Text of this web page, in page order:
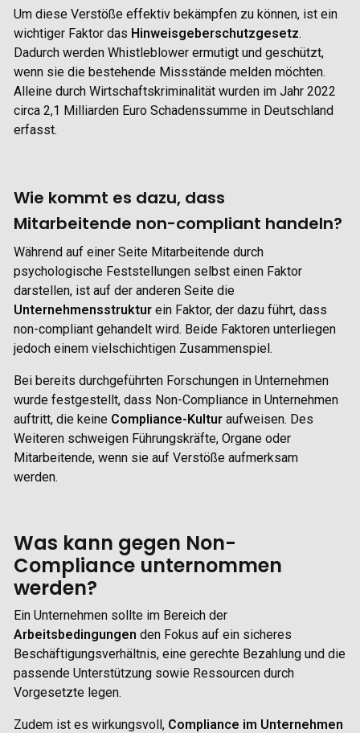
Um diese Verstöße effektiv bekämpfen zu können, ist ein
wichtiger Faktor das Hinweisgeberschutzgesetz.
Dadurch werden Whistleblower ermutigt und geschützt,
wenn sie die bestehende Missstände melden möchten.
Alleine durch Wirtschaftskriminalität wurden im Jahr 2022
circa 2,1 Milliarden Euro Schadenssumme in Deutschland
erfasst.
Wie kommt es dazu, dass
Mitarbeitende non-compliant handeln?
Während auf einer Seite Mitarbeitende durch
psychologische Feststellungen selbst einen Faktor
darstellen, ist auf der anderen Seite die
Unternehmensstruktur ein Faktor, der dazu führt, dass
non-compliant gehandelt wird. Beide Faktoren unterliegen
jedoch einem vielschichtigen Zusammenspiel.
Bei bereits durchgeführten Forschungen in Unternehmen
wurde festgestellt, dass Non-Compliance in Unternehmen
auftritt, die keine Compliance-Kultur aufweisen. Des
Weiteren schweigen Führungskräfte, Organe oder
Mitarbeitende, wenn sie auf Verstöße aufmerksam
werden.
Was kann gegen Non-
Compliance unternommen
werden?
Ein Unternehmen sollte im Bereich der
Arbeitsbedingungen den Fokus auf ein sicheres
Beschäftigungsverhältnis, eine gerechte Bezahlung und die
passende Unterstützung sowie Ressourcen durch
Vorgesetzte legen.
Zudem ist es wirkungsvoll, Compliance im Unternehmen